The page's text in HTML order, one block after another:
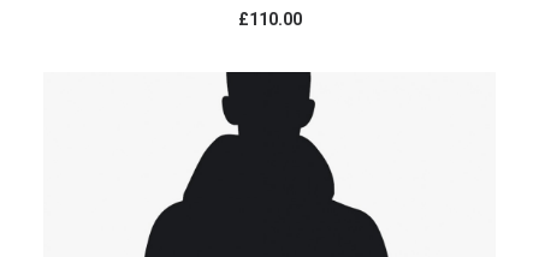
£110.00